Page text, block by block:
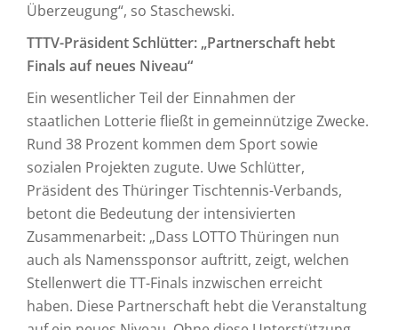
Überzeugung“, so Staschewski.
TTTV-Präsident Schlütter: „Partnerschaft hebt
Finals auf neues Niveau“
Ein wesentlicher Teil der Einnahmen der
staatlichen Lotterie fließt in gemeinnützige Zwecke.
Rund 38 Prozent kommen dem Sport sowie
sozialen Projekten zugute. Uwe Schlütter,
Präsident des Thüringer Tischtennis-Verbands,
betont die Bedeutung der intensivierten
Zusammenarbeit: „Dass LOTTO Thüringen nun
auch als Namenssponsor auftritt, zeigt, welchen
Stellenwert die TT-Finals inzwischen erreicht
haben. Diese Partnerschaft hebt die Veranstaltung